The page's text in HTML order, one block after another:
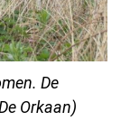
De
Orkaan)